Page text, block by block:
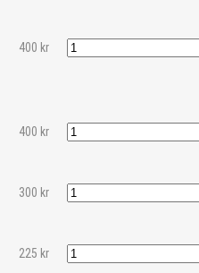
400 kr
400 kr
300 kr
225 kr